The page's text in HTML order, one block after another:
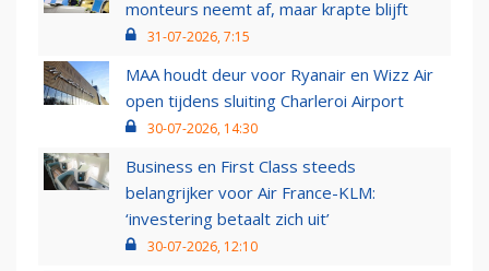
monteurs neemt af, maar krapte blijft
31-07-2026, 7:15
MAA houdt deur voor Ryanair en Wizz Air
open tijdens sluiting Charleroi Airport
30-07-2026, 14:30
Business en First Class steeds
belangrijker voor Air France-KLM:
‘investering betaalt zich uit’
30-07-2026, 12:10